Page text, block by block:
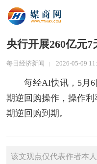
央行开展260亿元
每日经济新闻 2026-05-09
每经AI快讯，5月6
期逆回购操作，操作利
期逆回购到期。
该文观点仅代表作者本